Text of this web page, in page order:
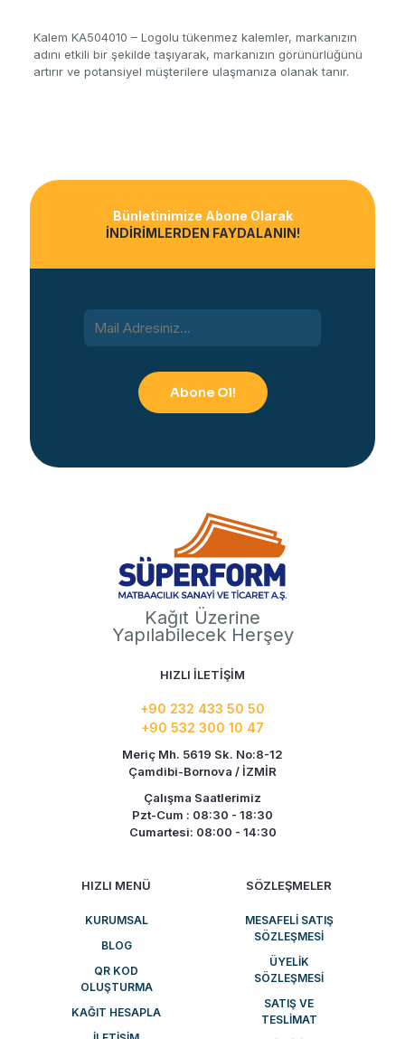
Kalem KA504010 – Logolu tükenmez kalemler, markanızın
adını etkili bir şekilde taşıyarak, markanızın görünürlüğünü
artırır ve potansiyel müşterilere ulaşmanıza olanak tanır.
Bünletinimize Abone Olarak
İNDİRİMLERDEN FAYDALANIN!
Kağıt Üzerine
Yapılabilecek Herşey
HIZLI İLETİŞİM
+90 232 433 50 50
+90 532 300 10 47
Meriç Mh. 5619 Sk. No:8-12
Çamdibi-Bornova / İZMİR
Çalışma Saatlerimiz
Pzt-Cum : 08:30 - 18:30
Cumartesi: 08:00 - 14:30
HIZLI MENÜ
KURUMSAL
BLOG
QR KOD
OLUŞTURMA
KAĞIT HESAPLA
SÖZLEŞMELER
MESAFELI SATIŞ
SÖZLEŞMESI
ÜYELIK
SÖZLEŞMESI
SATIŞ VE
TESLIMAT